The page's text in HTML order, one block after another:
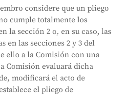
considere que un pliego
cumple totalmente los
la sección 2 o, en su caso, las
en las secciones 2 y 3 del
ello a la Comisión con una
Comisión evaluará dicha
modificará el acto de
el pliego de